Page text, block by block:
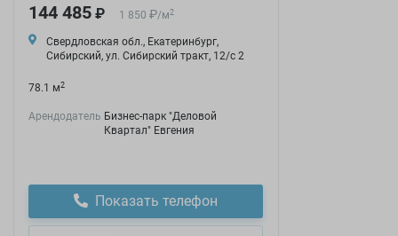
144 485 ₽ 1 850 ₽/м2
Свердловская обл., Екатеринбург,
Сибирский, ул. Сибирский тракт, 12/с 2
78.1 м2
Арендодатель Бизнес-парк "Деловой
Квартал" Евгения
Показать телефон